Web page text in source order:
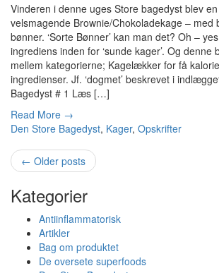
Vinderen i denne uges Store bagedyst blev
velsmagende Brownie/Chokoladekage – med
bønner. ‘Sorte Bønner’ kan man det? Oh –
ingrediens inden for ‘sunde kager’. Og denne
mellem kategorierne; Kagelækker for få
ingredienser. Jf. ‘dogmet’ beskrevet i
Bagedyst # 1 Læs […]
Read More →
Den Store Bagedyst, Kager, Opskrifter
Post
navigation
← Older posts
Kategorier
Antiinflammatorisk
Artikler
Bag om produktet
De oversete superfoods